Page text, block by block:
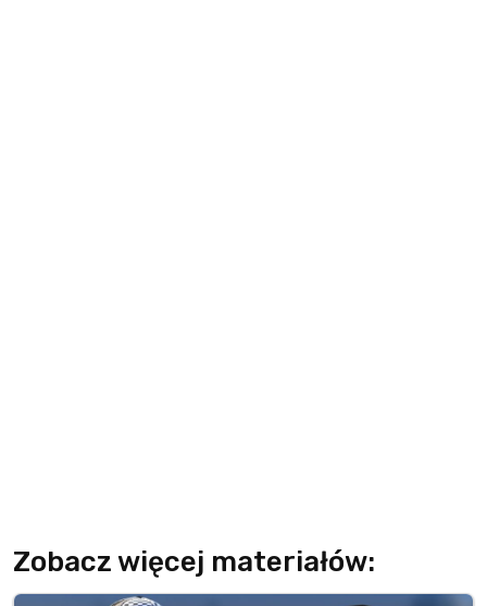
Zobacz więcej materiałów: